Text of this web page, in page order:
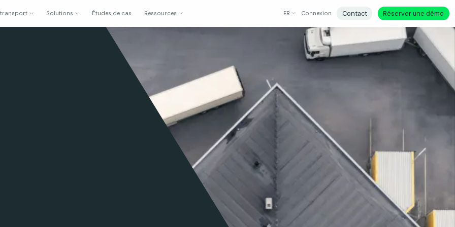
transport Solutions Études de cas Ressources FR Connexion Contact Réserver une démo